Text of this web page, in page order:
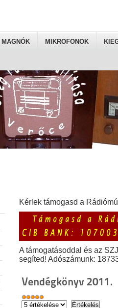
MAGNÓK MIKROFONOK
Kérlek támogasd a
A támogatásoddal és az
segíted! Adószámunk:
Vendégkönyv 2011.